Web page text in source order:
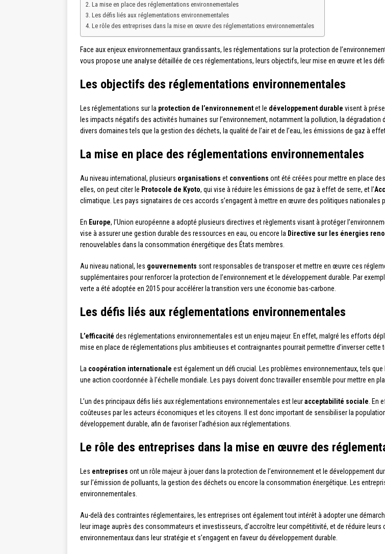
La mise en place des réglementations environnementales
Les défis liés aux réglementations environnementales
Le rôle des entreprises dans la mise en œuvre des réglementations environnementales
Face aux enjeux environnementaux grandissants, les réglementations sur la protection de
vous propose une analyse détaillée de ces réglementations, leurs objectifs, leur mise en œuvre et les
Les objectifs des réglementations environnementales
Les réglementations sur la protection de l’environnementet le développement durable visent à
les impacts négatifs des activités humaines sur l’environnement, notamment la pollution, la
divers domaines tels que la gestion des déchets, la qualité de l’air et de l’eau, les émissions de gaz à
La mise en place des réglementations environnementales
Au niveau international, plusieurs organisations et conventions ont été créées pour mettre en place
elles, on peut citer le Protocole de Kyoto, qui vise à réduire les émissions de gaz à effet de serre, et l’
climatique. Les pays signataires de ces accords s’engagent à mettre en œuvre des politiques nationales
En Europe, l’Union européenne a adopté plusieurs directives et règlements visant à protéger
vise à assurer une gestion durable des ressources en eau, ou encore la Directive sur les énergies
renouvelables dans la consommation énergétique des États membres.
Au niveau national, les gouvernements sont responsables de transposer et mettre en œuvre ces
supplémentaires pour renforcer la protection de l’environnement et le développement durable. Par
verte a été adoptée en 2015 pour accélérer la transition vers une économie bas-carbone.
Les défis liés aux réglementations environnementales
L’efficacité des réglementations environnementales est un enjeu majeur. En effet, malgré les efforts
mise en place de réglementations plus ambitieuses et contraignantes pourrait permettre d’inverser cette
La coopération internationale est également un défi crucial. Les problèmes environnementaux, tels
une action coordonnée à l’échelle mondiale. Les pays doivent donc travailler ensemble pour mettre en
L’un des principaux défis liés aux réglementations environnementales est leuracceptabilité sociale .
coûteuses par les acteurs économiques et les citoyens. Il est donc important de sensibiliser la
développement durable, afin de favoriser l’adhésion aux réglementations.
Le rôle des entreprises dans la mise en œuvre des
Les entreprises ont un rôle majeur à jouer dans la protection de l’environnement et le développement
sur l’émission de polluants, la gestion des déchets ou encore la consommation énergétique. Les
environnementales.
Au-delà des contraintes réglementaires, les entreprises ont également tout intérêt à adopter une
leur image auprès des consommateurs et investisseurs, d’accroître leur compétitivité, et de réduire
environnementaux dans leur stratégie et s’engagent en faveur du développement durable.